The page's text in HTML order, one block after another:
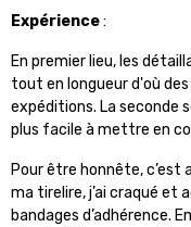
Expérience:
En premier lieu, les
tout en longueur d'où
expéditions. La seconde
plus facile à mettre en
Pour être honnête,
ma tirelire, j’ai craqué et
bandages d’adhérence.